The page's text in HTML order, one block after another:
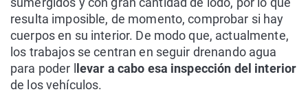
resulta imposible, de momento, comprobar si hay
cuerpos en su interior. De modo que, actualmente,
los trabajos se centran en seguir drenando agua
para poder l
levar a cabo esa inspección del interior
de los vehículos.